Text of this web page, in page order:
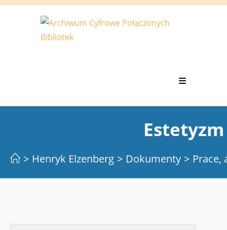
Koniec
Estetyzm
> Henryk Elzenberg > Dokumenty > Prace,